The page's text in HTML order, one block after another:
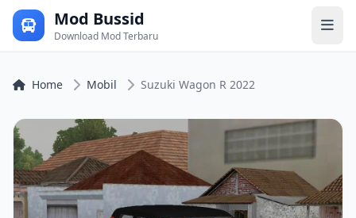
Mod Bussid
Download Mod Terbaru
Home Mobil Suzuki Wagon R 2022